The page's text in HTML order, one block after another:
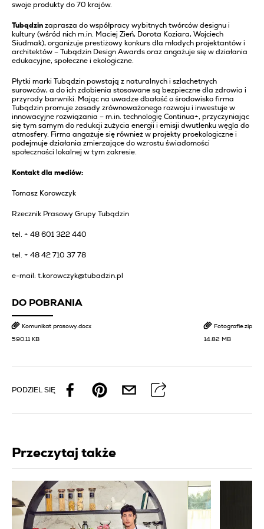
swoje produkty do 70 krajów.
Tubądzin zaprasza do współpracy wybitnych twórców designu i
kultury (wśród nich m.in. Maciej Zień, Dorota Koziara, Wojciech
Siudmak), organizuje prestiżowy konkurs dla młodych projektantów i
architektów – Tubądzin Design Awards oraz angażuje się w działania
edukacyjne, społeczne i ekologiczne.
Płytki marki Tubądzin powstają z naturalnych i szlachetnych
surowców, a do ich zdobienia stosowane są bezpieczne dla zdrowia i
przyrody barwniki. Mając na uwadze dbałość o środowisko firma
Tubądzin promuje zasady zrównoważonego rozwoju i inwestuje w
innowacyjne rozwiązania – m.in. technologię Continua+, przyczyniając
się tym samym do redukcji zużycia energii i emisji dwutlenku węgla do
atmosfery. Firma angażuje się również w projekty proekologiczne i
podejmuje działania zmierzające do wzrostu świadomości
społeczności lokalnej w tym zakresie.
Kontakt dla mediów:
Tomasz Korowczyk
Rzecznik Prasowy Grupy Tubądzin
tel. + 48 601 322 440
tel. + 48 42 710 37 78
e-mail: t.korowczyk@tubadzin.pl
DO POBRANIA
Komunikat prasowy.docx
590.11 KB
Fotografie.zip
14.82 MB
PODZIEL SIĘ
Przeczytaj także